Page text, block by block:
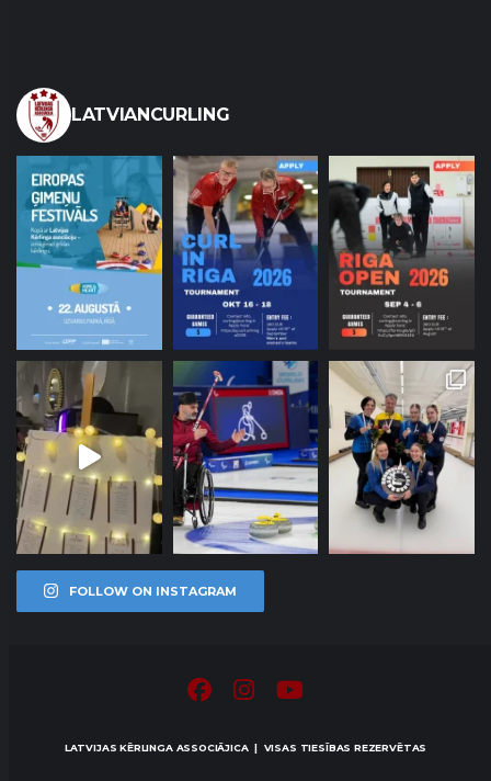
LATVIANCURLING
FOLLOW ON INSTAGRAM
LATVIJAS KĒRLINGA ASSOCIĀJICA | VISAS TIESĪBAS REZERVĒTAS